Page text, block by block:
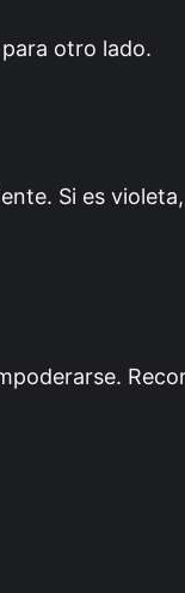
otro lado.
Si es